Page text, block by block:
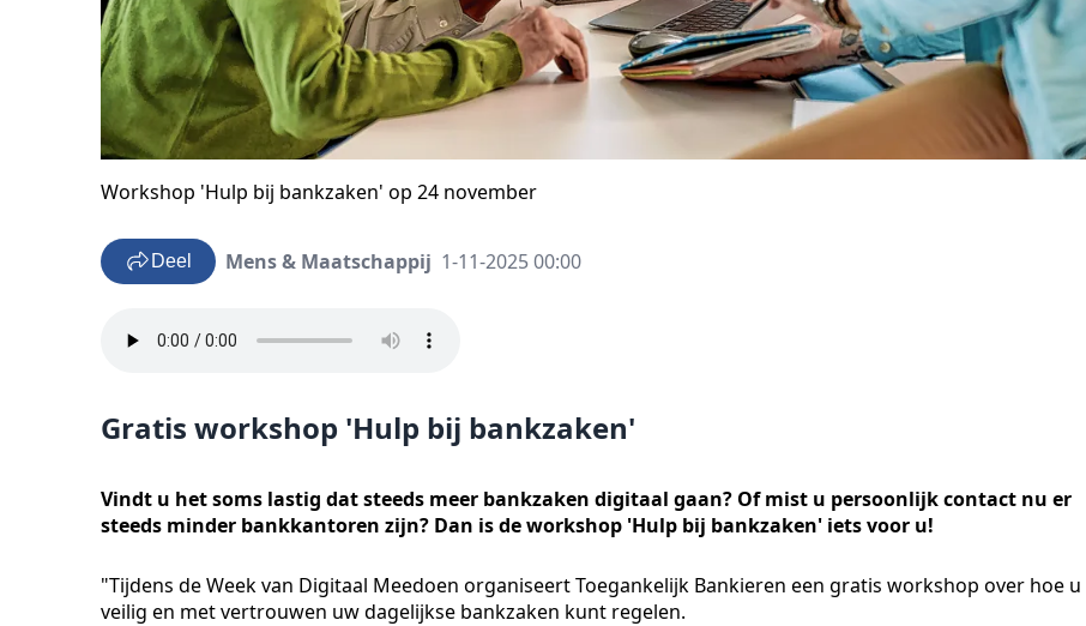
Workshop 'Hulp bij bankzaken' op 24 november
Deel Mens & Maatschappij 1-11-2025 00:00
Gratis workshop 'Hulp bij bankzaken'
Vindt u het soms lastig dat steeds meer bankzaken digitaal gaan? Of mist u persoonlijk contact nu er
steeds minder bankkantoren zijn? Dan is de workshop 'Hulp bij bankzaken' iets voor u!
"Tijdens de Week van Digitaal Meedoen organiseert Toegankelijk Bankieren een gratis workshop over hoe u
veilig en met vertrouwen uw dagelijkse bankzaken kunt regelen.